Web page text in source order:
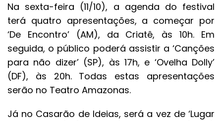
Na sexta-feira (11/10), a agenda do festival
terá quatro apresentações, a começar por
‘De Encontro’ (AM), da Criatê, às 10h. Em
seguida, o público poderá assistir a ‘Canções
para não dizer’ (SP), às 17h, e ‘Ovelha Dolly’
(DF), às 20h. Todas estas apresentações
serão no Teatro Amazonas.
Já no Casarão de Ideias, será a vez de ‘Lugar